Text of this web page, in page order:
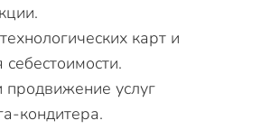
карт и
себестоимости.
продвижение услуг
кондитера.